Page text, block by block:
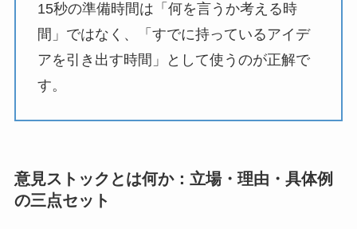
15秒の準備時間は「何を言うか考える時
間」ではなく、「すでに持っているアイデ
アを引き出す時間」として使うのが正解で
す。
意見ストックとは何か：立場・理由・具体例
の三点セット